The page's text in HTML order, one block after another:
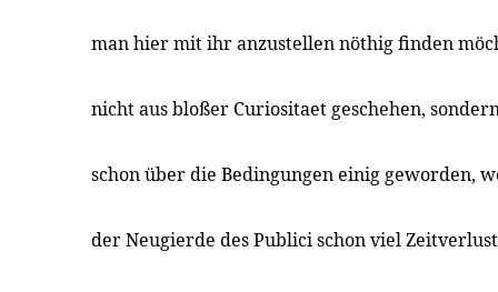
man hier mit ihr anzustellen nöthig finden
nicht aus bloßer Curiositaet geschehen,
schon über die Bedingungen einig geworden,
der Neugierde des Publici schon viel